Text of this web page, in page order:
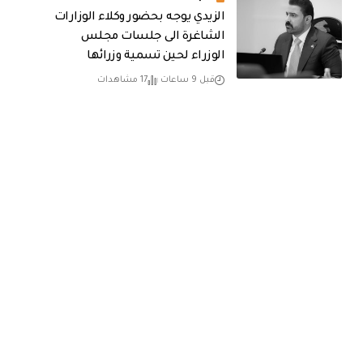
الزيدي يوجه بحضور وكلاء الوزارات
الشاغرة الى جلسات مجلس
الوزراء لحين تسمية وزرائها
قبل 9 ساعات 17 مشاهدات